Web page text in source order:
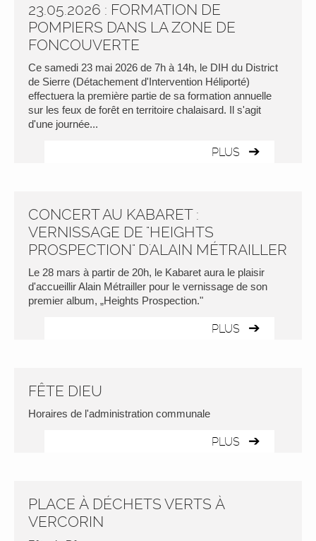
23.05.2026 : FORMATION DE
POMPIERS DANS LA ZONE DE
FONCOUVERTE
Ce samedi 23 mai 2026 de 7h à 14h, le DIH du District
de Sierre (Détachement d'Intervention Héliporté)
effectuera la première partie de sa formation annuelle
sur les feux de forêt en territoire chalaisard. Il s'agit
d'une journée...
PLUS
CONCERT AU KABARET :
VERNISSAGE DE "HEIGHTS
PROSPECTION" D'ALAIN MÉTRAILLER
Le 28 mars à partir de 20h, le Kabaret aura le plaisir
d'accueillir Alain Métrailler pour le vernissage de son
premier album, „Heights Prospection."
PLUS
FÊTE DIEU
Horaires de l'administration communale
PLUS
PLACE À DÉCHETS VERTS À
VERCORIN